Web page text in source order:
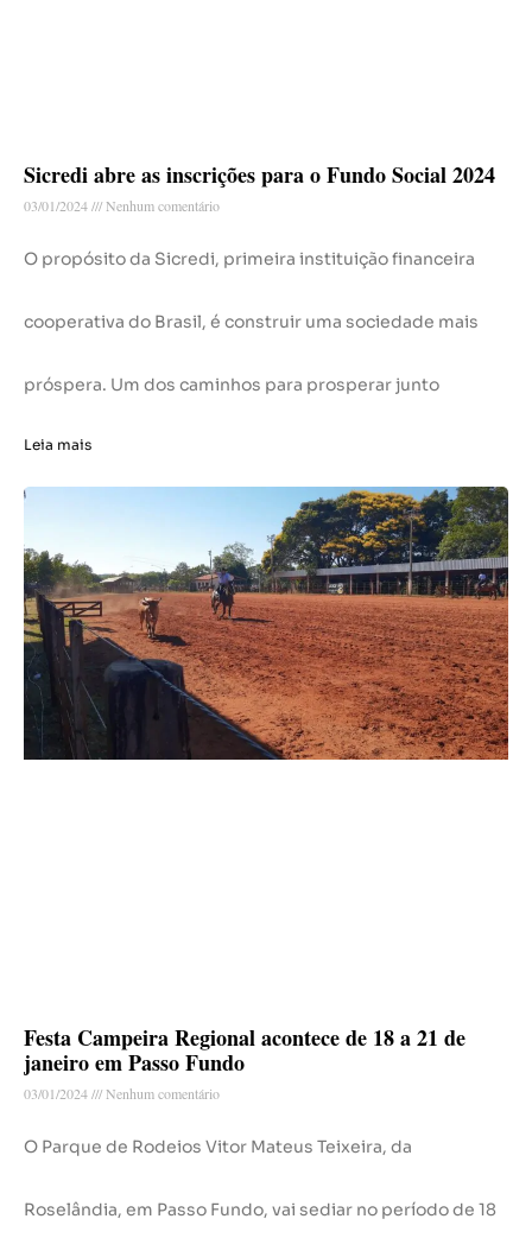
Sicredi abre as inscrições para o Fundo Social 2024
03/01/2024 Nenhum comentário
O propósito da Sicredi, primeira instituição financeira
cooperativa do Brasil, é construir uma sociedade mais
próspera. Um dos caminhos para prosperar junto
Leia mais
Festa Campeira Regional acontece de 18 a 21 de
janeiro em Passo Fundo
03/01/2024 Nenhum comentário
O Parque de Rodeios Vitor Mateus Teixeira, da
Roselândia, em Passo Fundo, vai sediar no período de 18